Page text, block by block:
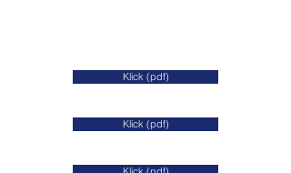
Klick (pdf)
Klick (pdf)